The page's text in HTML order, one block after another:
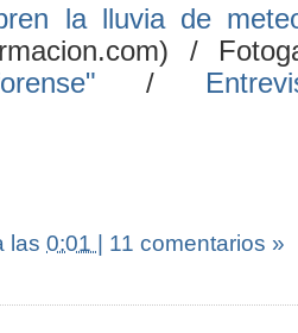
la lluvia de
/
/
las 0:01 | 11 comentarios »